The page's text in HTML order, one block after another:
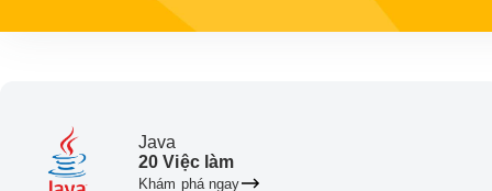
Java
20 Việc làm
Khám phá ngay